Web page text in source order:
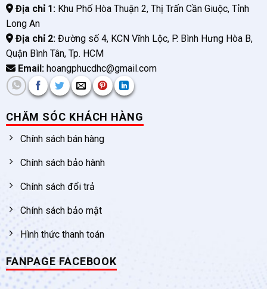
Địa chỉ 1:Khu Phố Hòa Thuận 2, Thị Trấn Cần Giuộc, Tỉnh
Long An
Địa chỉ 2:Đường số 4, KCN Vĩnh Lộc, P. Bình Hưng Hòa B,
Quận Bình Tân, Tp. HCM
Email:hoangphucdhc@gmail.com
CHĂM SÓC KHÁCH HÀNG
Chính sách bán hàng
Chính sách bảo hành
Chính sách đổi trả
Chính sách bảo mật
Hình thức thanh toán
FANPAGE FACEBOOK